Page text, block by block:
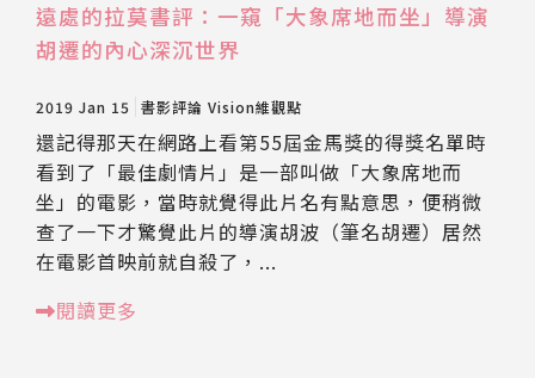
遠處的拉莫書評：一窺「大象席地而坐」導演
胡遷的內心深沉世界
2019 Jan 15 書影評論 Vision維觀點
還記得那天在網路上看第55屆金馬獎的得獎名單時
看到了「最佳劇情片」是一部叫做「大象席地而
坐」的電影，當時就覺得此片名有點意思，便稍微
查了一下才驚覺此片的導演胡波（筆名胡遷）居然
在電影首映前就自殺了，...
閱讀更多